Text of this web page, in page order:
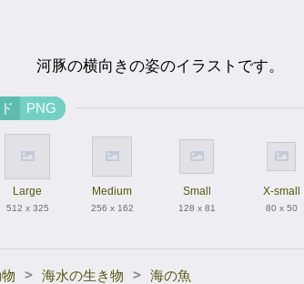
河豚の横向きの姿のイラストです。
PNG
Large
512 x 325
Medium
256 x 162
Small
128 x 81
X-small
80 x 50
> 海水の生き物 > 海の魚